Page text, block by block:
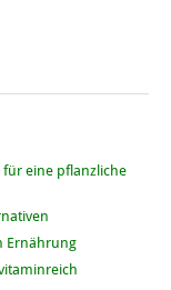
eine pflanzliche
Ernährung